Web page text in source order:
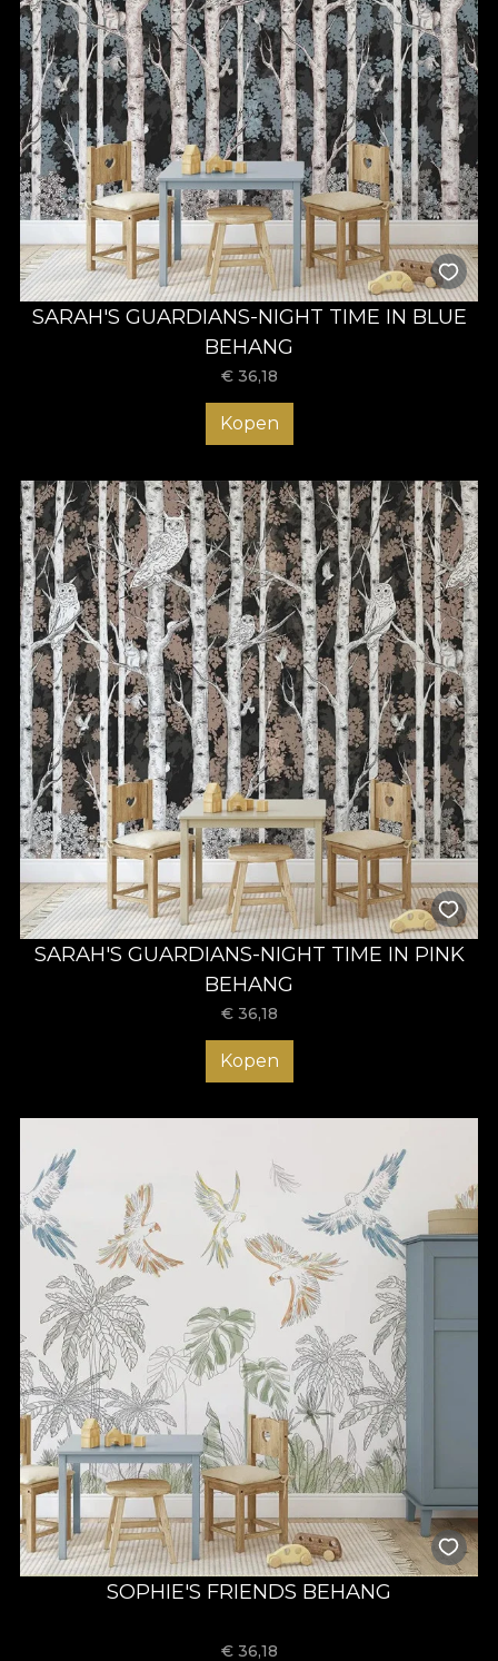
SARAH'S GUARDIANS-NIGHT TIME IN BLUE
BEHANG
€ 36,18
Kopen
SARAH'S GUARDIANS-NIGHT TIME IN PINK
BEHANG
€ 36,18
Kopen
SOPHIE'S FRIENDS BEHANG
€ 36,18